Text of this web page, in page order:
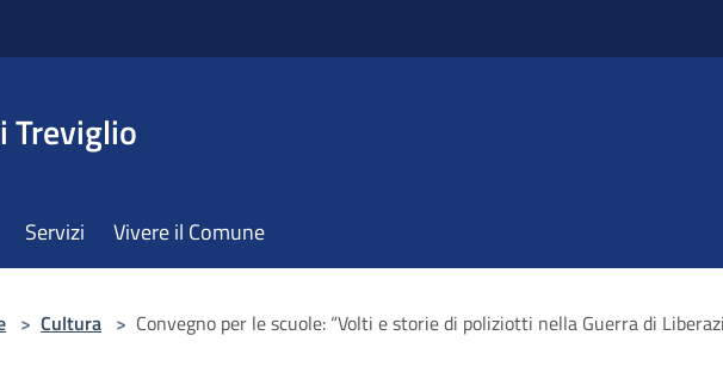
Treviglio
Servizi Vivere il Comune
> Cultura > Convegno per le scuole: “Volti e storie di poliziotti nella Guerra di